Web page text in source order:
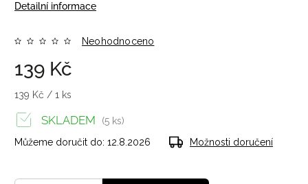
Detailní informace
Neohodnoceno
139 Kč
139 Kč / 1 ks
SKLADEM
(5 ks)
Můžeme doručit do: 12.8.2026 Možnosti doručení